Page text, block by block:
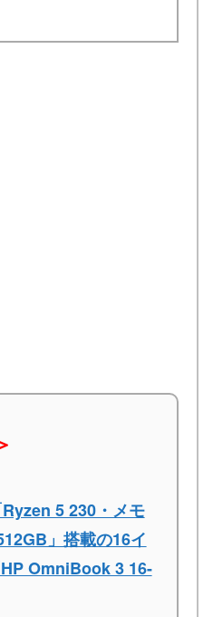
5 230・メモ
」搭載の16イ
OmniBook 3 16-